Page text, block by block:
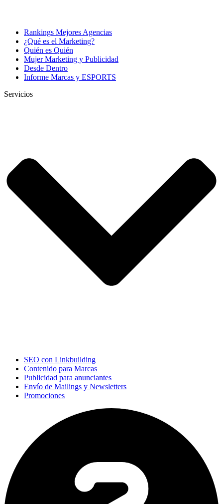
Rankings Mejores Agencias
¿Qué es el Marketing?
Quién es Quién
Mujer Marketing y Publicidad
Desde Dentro
Informe Marcas y ESPORTS
Servicios
SEO con Linkbuilding
Contenido para Marcas
Publicidad para anunciantes
Envío de Mailings y Newsletters
Promociones